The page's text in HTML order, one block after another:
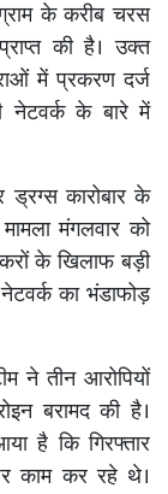
के करीब चरस
की है। उक्त
में प्रकरण दर्ज
नेटवर्क के बारे में
कारोबार के
मंगलवार को
के खिलाफ बड़ी
का भंडाफोड़
ने तीन आरोपियों
बरामद की है।
है कि गिरफ्तार
काम कर रहे थे।